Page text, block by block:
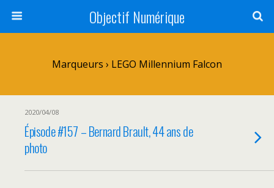
Objectif Numérique
Marqueurs › LEGO Millennium Falcon
2020/04/08
Épisode #157 – Bernard Brault, 44 ans de
photo